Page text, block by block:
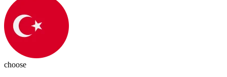
choose